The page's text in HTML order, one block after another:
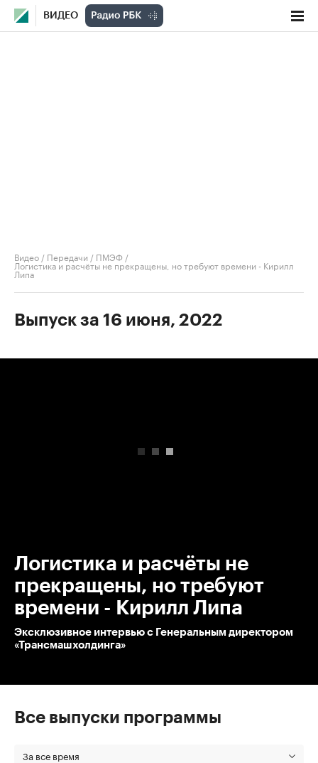
ВИДЕО
Видео / Передачи / ПМЭФ /
Логистика и расчёты не прекращены, но требуют времени - Кирилл
Липа
Выпуск за 16 июня, 2022
Логистика и расчёты не
прекращены, но требуют
времени - Кирилл Липа
Эксклюзивное интервью с Генеральным директором
«Трансмашхолдинга»
Все выпуски программы
За все время